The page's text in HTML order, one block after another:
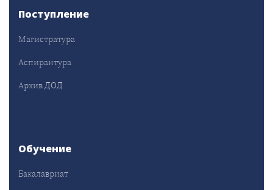
Поступление
Магистратура
Аспирантура
Архив ДОД
Обучение
Бакалавриат